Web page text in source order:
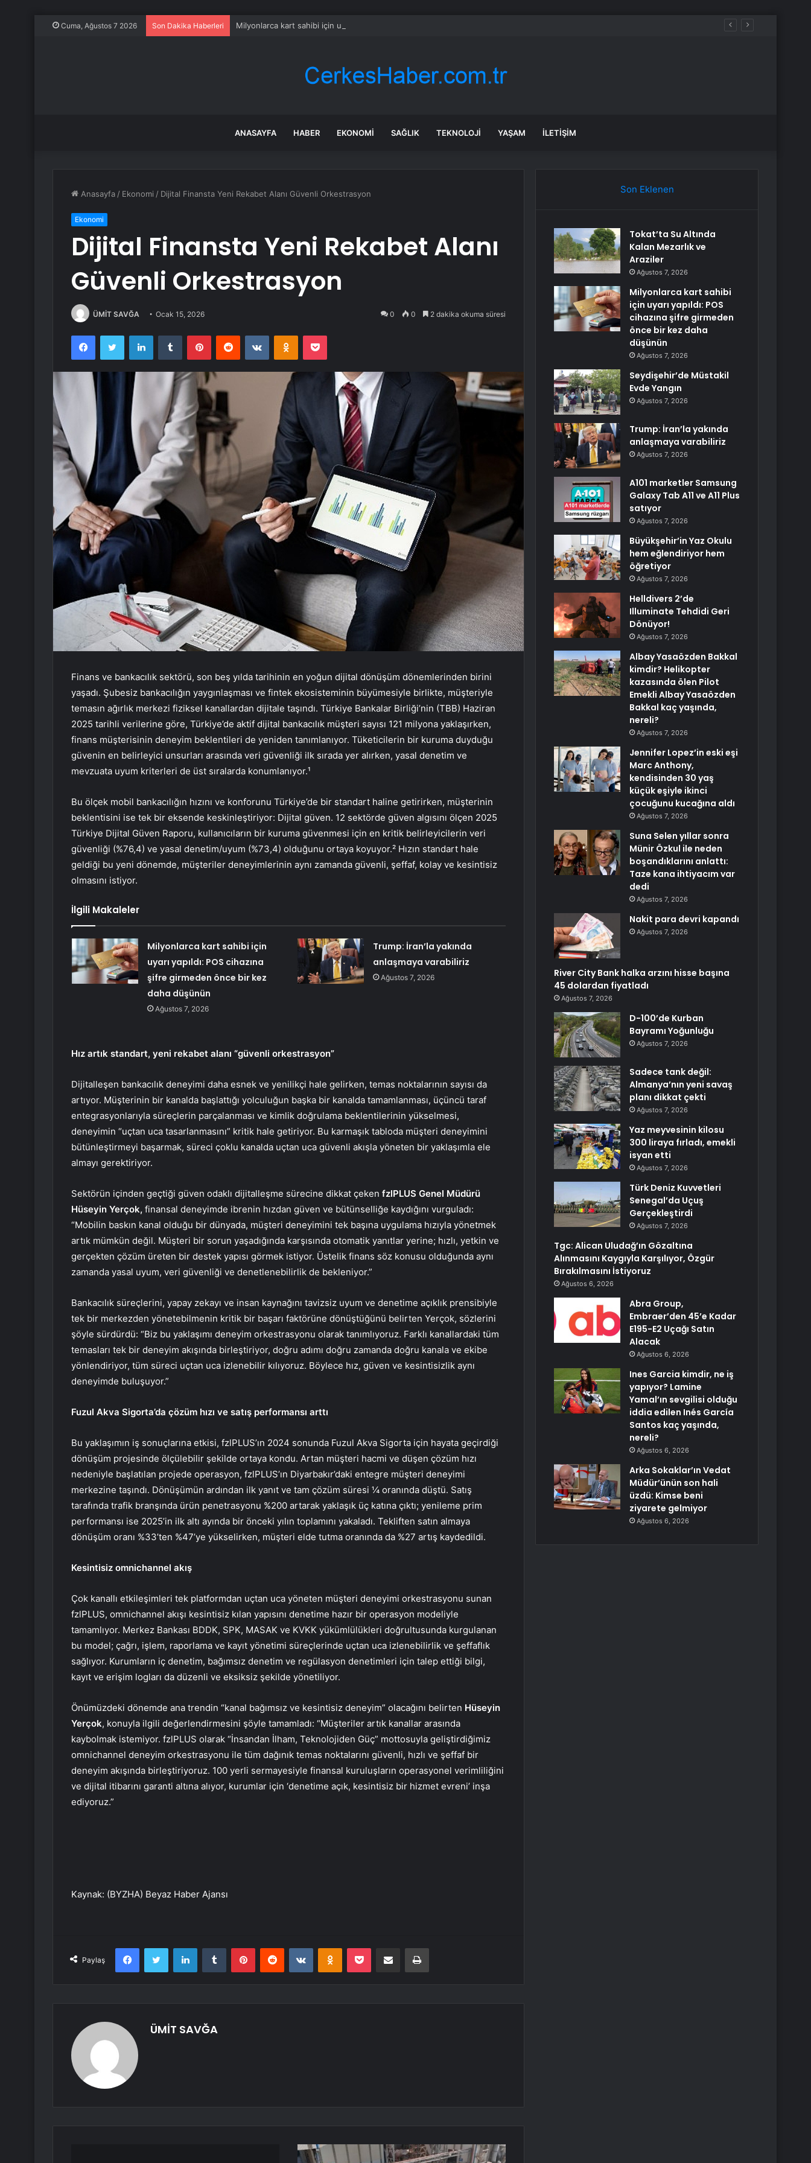
Cuma, Ağustos 7 2026 Son Dakika Haberleri Milyonlarca kart sahibi için uyarı yapıldı: POS cihazına şifre girmeden önce bir kez daha düşünün
ANASAYFA HABER EKONOMI SAĞLIK TEKNOLOJI YAŞAM İLETIŞIM
Anasayfa / Ekonomi / Dijital Finansta Yeni Rekabet Alanı Güvenli Orkestrasyon
Ekonomi
Dijital Finansta Yeni Rekabet Alanı
Güvenli Orkestrasyon
ÜMİT SAVĞA Ocak 15, 2026 0 0 2 dakika okuma süresi
FacebookTwitter LinkedInTumblr PinterestReddit VKontakteOdnoklassniki
Pocket
Finans ve bankacılık sektörü, son beş yılda tarihinin en yoğun dijital dönüşüm dönemlerinden birini
yaşadı. Şubesiz bankacılığın yaygınlaşması ve fintek ekosisteminin büyümesiyle birlikte, müşteriyle
temasın ağırlık merkezi fiziksel kanallardan dijitale taşındı. Türkiye Bankalar Birliği’nin (TBB) Haziran
2025 tarihli verilerine göre, Türkiye’de aktif dijital bankacılık müşteri sayısı 121 milyona yaklaşırken,
finans müşterisinin deneyim beklentileri de yeniden tanımlanıyor. Tüketicilerin bir kuruma duyduğu
güvenin en belirleyici unsurları arasında veri güvenliği ilk sırada yer alırken, yasal denetim ve
mevzuata uyum kriterleri de üst sıralarda konumlanıyor.¹
Bu ölçek mobil bankacılığın hızını ve konforunu Türkiye’de bir standart haline getirirken, müşterinin
beklentisini ise tek bir eksende keskinleştiriyor: Dijital güven. 12 sektörde güven algısını ölçen 2025
Türkiye Dijital Güven Raporu, kullanıcıların bir kuruma güvenmesi için en kritik belirleyicilerin veri
güvenliği (%76,4) ve yasal denetim/uyum (%73,4) olduğunu ortaya koyuyor.² Hızın standart hale
geldiği bu yeni dönemde, müşteriler deneyimlerinin aynı zamanda güvenli, şeffaf, kolay ve kesintisiz
olmasını istiyor.
İlgili Makaleler
Milyonlarca kart sahibi için
uyarı yapıldı: POS cihazına
şifre girmeden önce bir kez
daha düşünün
Ağustos 7, 2026
Trump: İran’la yakında
anlaşmaya varabiliriz
Ağustos 7, 2026
Hız artık standart, yeni rekabet alanı “güvenli orkestrasyon”
Dijitalleşen bankacılık deneyimi daha esnek ve yenilikçi hale gelirken, temas noktalarının sayısı da
artıyor. Müşterinin bir kanalda başlattığı yolculuğun başka bir kanalda tamamlanması, üçüncü taraf
entegrasyonlarıyla süreçlerin parçalanması ve kimlik doğrulama beklentilerinin yükselmesi,
deneyimin “uçtan uca tasarlanmasını” kritik hale getiriyor. Bu karmaşık tabloda müşteri deneyimini
bütünleştirmeyi başarmak, süreci çoklu kanalda uçtan uca güvenli akışla yöneten bir yaklaşımla ele
almayı gerektiriyor.
Sektörün içinden geçtiği güven odaklı dijitalleşme sürecine dikkat çeken fzlPLUS Genel Müdürü
Hüseyin Yerçok, finansal deneyimde ibrenin hızdan güven ve bütünselliğe kaydığını vurguladı:
“Mobilin baskın kanal olduğu bir dünyada, müşteri deneyimini tek başına uygulama hızıyla yönetmek
artık mümkün değil. Müşteri bir sorun yaşadığında karşısında otomatik yanıtlar yerine; hızlı, yetkin ve
gerçekten çözüm üreten bir destek yapısı görmek istiyor. Üstelik finans söz konusu olduğunda aynı
zamanda yasal uyum, veri güvenliği ve denetlenebilirlik de bekleniyor.”
Bankacılık süreçlerini, yapay zekayı ve insan kaynağını tavizsiz uyum ve denetime açıklık prensibiyle
tek bir merkezden yönetebilmenin kritik bir başarı faktörüne dönüştüğünü belirten Yerçok, sözlerini
şöyle sürdürdü: “Biz bu yaklaşımı deneyim orkestrasyonu olarak tanımlıyoruz. Farklı kanallardaki tüm
temasları tek bir deneyim akışında birleştiriyor, doğru adımı doğru zamanda doğru kanala ve ekibe
yönlendiriyor, tüm süreci uçtan uca izlenebilir kılıyoruz. Böylece hız, güven ve kesintisizlik aynı
deneyimde buluşuyor.”
Fuzul Akva Sigorta’da çözüm hızı ve satış performansı arttı
Bu yaklaşımın iş sonuçlarına etkisi, fzlPLUS’ın 2024 sonunda Fuzul Akva Sigorta için hayata geçirdiği
dönüşüm projesinde ölçülebilir şekilde ortaya kondu. Artan müşteri hacmi ve düşen çözüm hızı
nedeniyle başlatılan projede operasyon, fzlPLUS’ın Diyarbakır’daki entegre müşteri deneyimi
merkezine taşındı. Dönüşümün ardından ilk yanıt ve tam çözüm süresi ¼ oranında düştü. Satış
tarafında trafik branşında ürün penetrasyonu %200 artarak yaklaşık üç katına çıktı; yenileme prim
performansı ise 2025’in ilk altı ayında bir önceki yılın toplamını yakaladı. Tekliften satın almaya
dönüşüm oranı %33’ten %47’ye yükselirken, müşteri elde tutma oranında da %27 artış kaydedildi.
Kesintisiz omnichannel akış
Çok kanallı etkileşimleri tek platformdan uçtan uca yöneten müşteri deneyimi orkestrasyonu sunan
fzlPLUS, omnichannel akışı kesintisiz kılan yapısını denetime hazır bir operasyon modeliyle
tamamlıyor. Merkez Bankası BDDK, SPK, MASAK ve KVKK yükümlülükleri doğrultusunda kurgulanan
bu model; çağrı, işlem, raporlama ve kayıt yönetimi süreçlerinde uçtan uca izlenebilirlik ve şeffaflık
sağlıyor. Kurumların iç denetim, bağımsız denetim ve regülasyon denetimleri için talep ettiği bilgi,
kayıt ve erişim logları da düzenli ve eksiksiz şekilde yönetiliyor.
Önümüzdeki dönemde ana trendin “kanal bağımsız ve kesintisiz deneyim” olacağını belirten Hüseyin
Yerçok, konuyla ilgili değerlendirmesini şöyle tamamladı: “Müşteriler artık kanallar arasında
kaybolmak istemiyor. fzlPLUS olarak “İnsandan İlham, Teknolojiden Güç” mottosuyla geliştirdiğimiz
omnichannel deneyim orkestrasyonu ile tüm dağınık temas noktalarını güvenli, hızlı ve şeffaf bir
deneyim akışında birleştiriyoruz. 100 yerli sermayesiyle finansal kuruluşların operasyonel verimliliğini
ve dijital itibarını garanti altına alıyor, kurumlar için ‘denetime açık, kesintisiz bir hizmet evreni’ inşa
ediyoruz.”
Kaynak: (BYZHA) Beyaz Haber Ajansı
Paylaş
FacebookTwitter LinkedInTumblr PinterestReddit VKontakteOdnoklassniki
Pocket E-Posta ile paylaş Yazdır
ÜMİT SAVĞA
Son Eklenen
Tokat’ta Su Altında
Kalan Mezarlık ve
Araziler
Ağustos 7, 2026
Milyonlarca kart sahibi
için uyarı yapıldı: POS
cihazına şifre girmeden
önce bir kez daha
düşünün
Ağustos 7, 2026
Seydişehir’de Müstakil
Evde Yangın
Ağustos 7, 2026
Trump: İran’la yakında
anlaşmaya varabiliriz
Ağustos 7, 2026
A101 marketler Samsung
Galaxy Tab A11 ve A11 Plus
satıyor
Ağustos 7, 2026
Büyükşehir’in Yaz Okulu
hem eğlendiriyor hem
öğretiyor
Ağustos 7, 2026
Helldivers 2’de
Illuminate Tehdidi Geri
Dönüyor!
Ağustos 7, 2026
Albay Yasaözden Bakkal
kimdir? Helikopter
kazasında ölen Pilot
Emekli Albay Yasaözden
Bakkal kaç yaşında,
nereli?
Ağustos 7, 2026
Jennifer Lopez’in eski eşi
Marc Anthony,
kendisinden 30 yaş
küçük eşiyle ikinci
çocuğunu kucağına aldı
Ağustos 7, 2026
Suna Selen yıllar sonra
Münir Özkul ile neden
boşandıklarını anlattı:
Taze kana ihtiyacım var
dedi
Ağustos 7, 2026
Nakit para devri kapandı
Ağustos 7, 2026
River City Bank halka arzını hisse başına
45 dolardan fiyatladı
Ağustos 7, 2026
D-100’de Kurban
Bayramı Yoğunluğu
Ağustos 7, 2026
Sadece tank değil:
Almanya’nın yeni savaş
planı dikkat çekti
Ağustos 7, 2026
Yaz meyvesinin kilosu
300 liraya fırladı, emekli
isyan etti
Ağustos 7, 2026
Türk Deniz Kuvvetleri
Senegal’da Uçuş
Gerçekleştirdi
Ağustos 7, 2026
Tgc: Alican Uludağ’ın Gözaltına
Alınmasını Kaygıyla Karşılıyor, Özgür
Bırakılmasını İstiyoruz
Ağustos 6, 2026
Abra Group,
Embraer’den 45’e Kadar
E195-E2 Uçağı Satın
Alacak
Ağustos 6, 2026
Ines Garcia kimdir, ne iş
yapıyor? Lamine
Yamal’ın sevgilisi olduğu
iddia edilen Inés García
Santos kaç yaşında,
nereli?
Ağustos 6, 2026
Arka Sokaklar’ın Vedat
Müdür’ünün son hali
üzdü: Kimse beni
ziyarete gelmiyor
Ağustos 6, 2026